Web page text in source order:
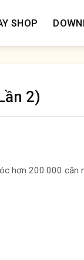
SHOP
2)
hơn 200.000 căn